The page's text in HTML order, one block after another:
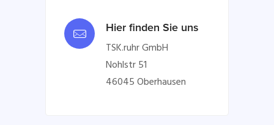
Hier finden Sie uns
TSK.ruhr GmbH
Nohlstr 51
46045 Oberhausen